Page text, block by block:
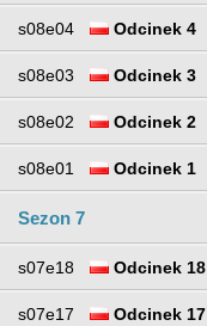
s08e04 Odcinek 4
s08e03 Odcinek 3
s08e02 Odcinek 2
s08e01 Odcinek 1
Sezon 7
s07e18 Odcinek 18
s07e17 Odcinek 17